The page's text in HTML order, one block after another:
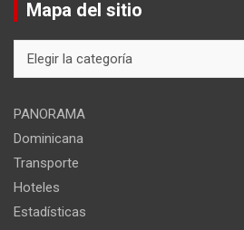
Mapa del sitio
del
PANORAMA
Dominicana
Transporte
Hoteles
Estadísticas